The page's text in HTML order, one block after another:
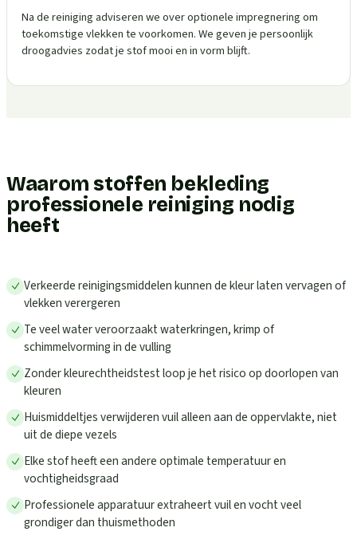
Na de reiniging adviseren we over optionele impregnering om
toekomstige vlekken te voorkomen. We geven je persoonlijk
droogadvies zodat je stof mooi en in vorm blijft.
Waarom stoffen bekleding
professionele reiniging nodig
heeft
Verkeerde reinigingsmiddelen kunnen de kleur laten vervagen of
vlekken verergeren
Te veel water veroorzaakt waterkringen, krimp of
schimmelvorming in de vulling
Zonder kleurechtheidstest loop je het risico op doorlopen van
kleuren
Huismiddeltjes verwijderen vuil alleen aan de oppervlakte, niet
uit de diepe vezels
Elke stof heeft een andere optimale temperatuur en
vochtigheidsgraad
Professionele apparatuur extraheert vuil en vocht veel
grondiger dan thuismethoden